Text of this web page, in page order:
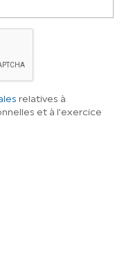
relatives à
et à l’exercice